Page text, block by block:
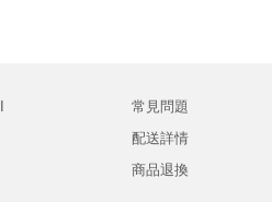
常見問題
配送詳情
商品退換